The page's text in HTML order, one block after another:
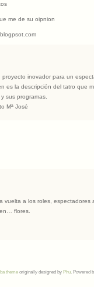
me de su oipnion
inovador para un
es la descripción del tatro que
sus programas.
Mª José
vuelta a los roles,
flores.
theme originally designed by Phu. Powered